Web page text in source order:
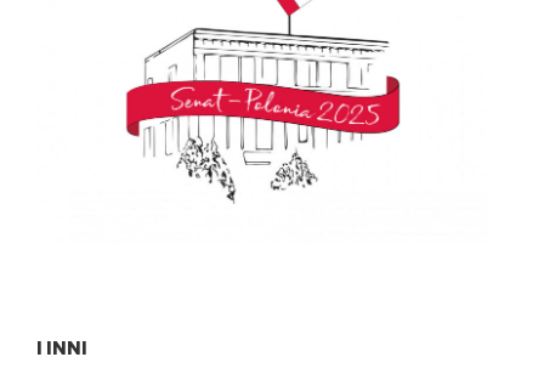
I INNI